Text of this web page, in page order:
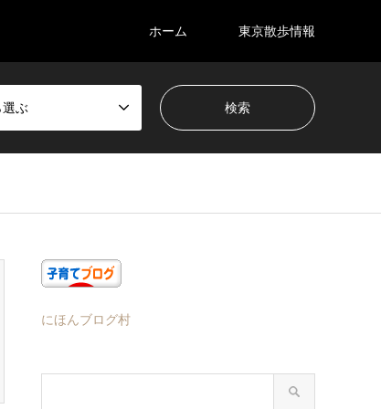
ホーム 東京散歩情報
ぶ
にほんブログ村